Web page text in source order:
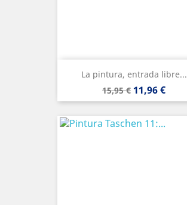
La pintura, entrada libre...
Precio
base
15,95 € Precio
11,96 €